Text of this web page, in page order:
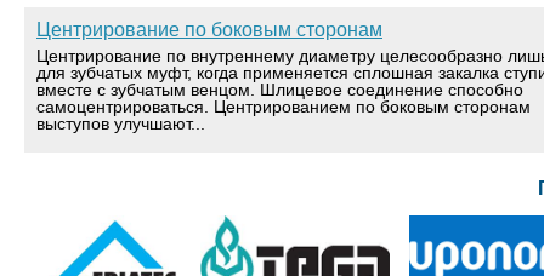
Центрирование по боковым сторонам
Центрирование по внутреннему диаметру целесообразно
для зубчатых муфт, когда применяется сплошная закалка
вместе с зубчатым венцом. Шлицевое соединение способно
самоцентрироваться. Центрированием по боковым сторонам
выступов улучшают...